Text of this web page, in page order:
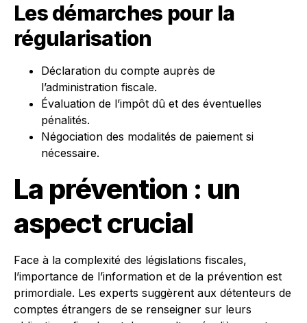
Les démarches pour la
régularisation
Déclaration du compte auprès de
l’administration fiscale.
Évaluation de l’impôt dû et des éventuelles
pénalités.
Négociation des modalités de paiement si
nécessaire.
La prévention : un
aspect crucial
Face à la complexité des législations fiscales,
l’importance de l’information et de la prévention est
primordiale. Les experts suggèrent aux détenteurs de
comptes étrangers de se renseigner sur leurs